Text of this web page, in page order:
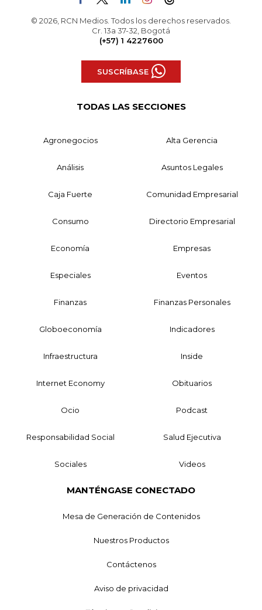
© 2026, RCN Medios. Todos los derechos reservados.
Cr. 13a 37-32, Bogotá
(+57) 1 4227600
SUSCRÍBASE
TODAS LAS SECCIONES
Agronegocios Alta Gerencia
Análisis Asuntos Legales
Caja Fuerte Comunidad Empresarial
Consumo Directorio Empresarial
Economía Empresas
Especiales Eventos
Finanzas Finanzas Personales
Globoeconomía Indicadores
Infraestructura Inside
Internet Economy Obituarios
Ocio Podcast
Responsabilidad Social Salud Ejecutiva
Sociales Videos
MANTÉNGASE CONECTADO
Mesa de Generación de Contenidos
Nuestros Productos
Contáctenos
Aviso de privacidad